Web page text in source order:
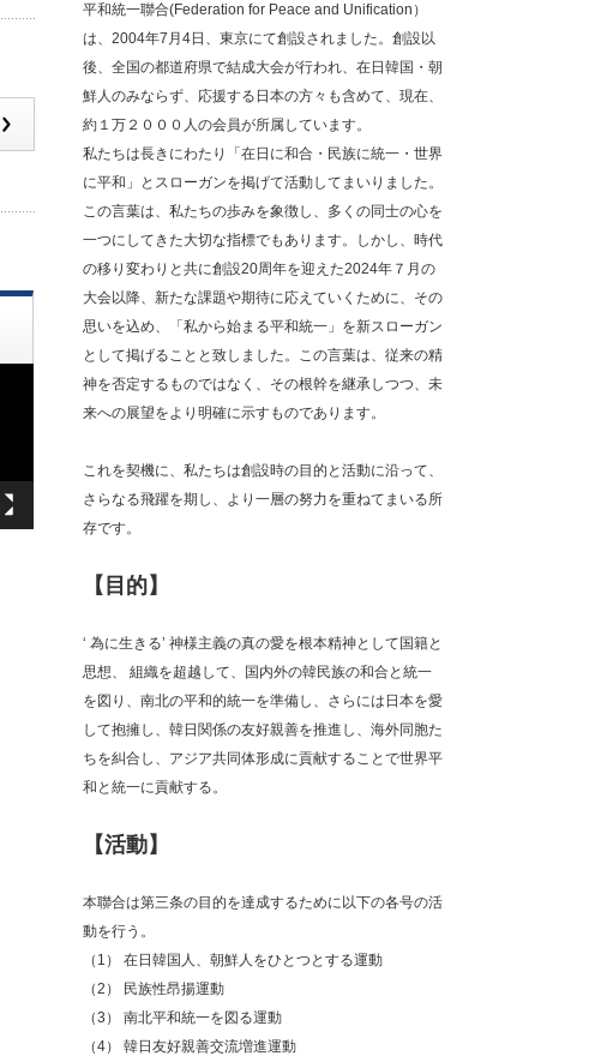
平和統一聯合(Federation for Peace and Unification）
は、2004年7月4日、東京にて創設されました。創設以
後、全国の都道府県で結成大会が行われ、在日韓国・朝
鮮人のみならず、応援する日本の方々も含めて、現在、
約１万２０００人の会員が所属しています。
私たちは長きにわたり「在日に和合・民族に統一・世界
に平和」とスローガンを掲げて活動してまいりました。
この言葉は、私たちの歩みを象徴し、多くの同士の心を
一つにしてきた大切な指標でもあります。しかし、時代
の移り変わりと共に創設20周年を迎えた2024年７月の
大会以降、新たな課題や期待に応えていくために、その
思いを込め、「私から始まる平和統一」を新スローガン
として掲げることと致しました。この言葉は、従来の精
神を否定するものではなく、その根幹を継承しつつ、未
来への展望をより明確に示すものであります。
これを契機に、私たちは創設時の目的と活動に沿って、
さらなる飛躍を期し、より一層の努力を重ねてまいる所
存です。
【目的】
‘ 為に生きる’ 神様主義の真の愛を根本精神として国籍と
思想、 組織を超越して、国内外の韓民族の和合と統一
を図り、南北の平和的統一を準備し、さらには日本を愛
して抱擁し、韓日関係の友好親善を推進し、海外同胞た
ちを糾合し、アジア共同体形成に貢献することで世界平
和と統一に貢献する。
【活動】
本聯合は第三条の目的を達成するために以下の各号の活
動を行う。
（1） 在日韓国人、朝鮮人をひとつとする運動
（2） 民族性昂揚運動
（3） 南北平和統一を図る運動
（4） 韓日友好親善交流増進運動